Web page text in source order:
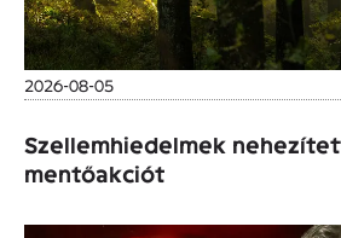
2026-08-05
Szellemhiedelmek
mentőakciót